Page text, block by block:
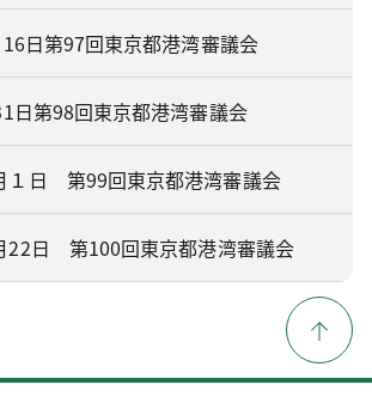
日第97回東京都港湾審議会
日第98回東京都港湾審議会
１日 第99回東京都港湾審議会
22日 第100回東京都港湾審議会